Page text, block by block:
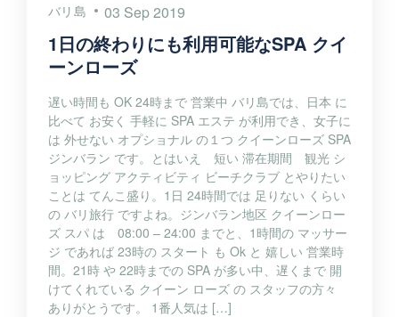
バリ島 03 Sep 2019
1日の終わりにも利用可能なSPA クイ
ーンローズ
遅い時間も OK 24時まで 営業中 バリ島では、日本 に
比べて お安く 手軽に SPA エステ が利用でき、女子に
は 外せない オプショナル の１つ クイーンローズ SPA
ジンバラン です。とはいえ 短い 滞在期間 観光 シ
ョッピング アクティビティ ビーチクラブ とやりたい
ことは てんこ盛り。1日 24時間では 足りない くらい
の バリ旅行 ですよね。ジンバラン地区 クイーンロー
ズ スパ は 08:00 – 24:00 までと、1時間の マッサー
ジ であれば 23時の スタート も Ok と 嬉しい 営業時
間。21時 や 22時までの SPA が多い中、遅くまで 開
けてくれている クイーン ローズ の スタッフの方々
ありがとうです。 1番人気は […]